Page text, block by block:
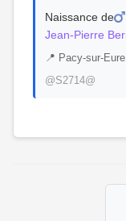
Naissance de
Jean-Pierre
📍 Pacy-sur-
@S2714@